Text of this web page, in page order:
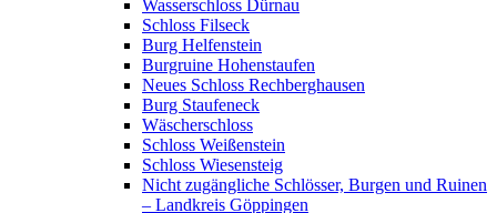
Wasserschloss Dürnau
Schloss Filseck
Burg Helfenstein
Burgruine Hohenstaufen
Neues Schloss Rechberghausen
Burg Staufeneck
Wäscherschloss
Schloss Weißenstein
Schloss Wiesensteig
Nicht zugängliche Schlösser, Burgen und Ruinen
– Landkreis Göppingen